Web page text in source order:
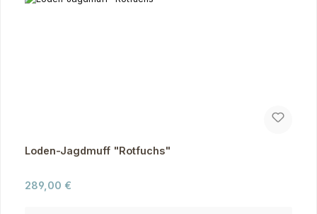
Loden-Jagdmuff "Rotfuchs"
Regulärer Preis:
289,00 €